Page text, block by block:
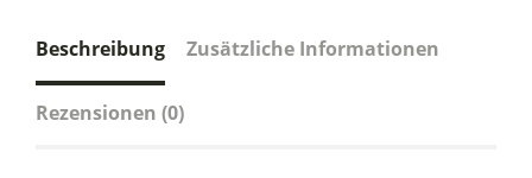
Beschreibung Zusätzliche Informationen
Rezensionen (0)